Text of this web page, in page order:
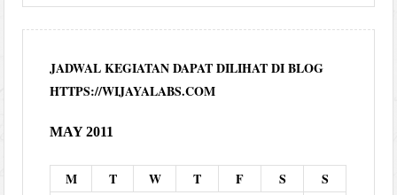
JADWAL KEGIATAN DAPAT DILIHAT DI BLOG
HTTPS://WIJAYALABS.COM
MAY 2011
M T W T F S S